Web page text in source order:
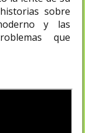
sobre
y las
que